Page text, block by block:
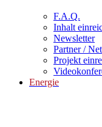
F.A.Q.
Inhalt
Newsletter
Partner /
Projekt
Energie